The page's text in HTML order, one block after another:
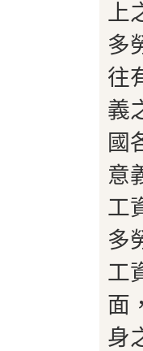
多
往
義
國
意
工
多
工
面
身